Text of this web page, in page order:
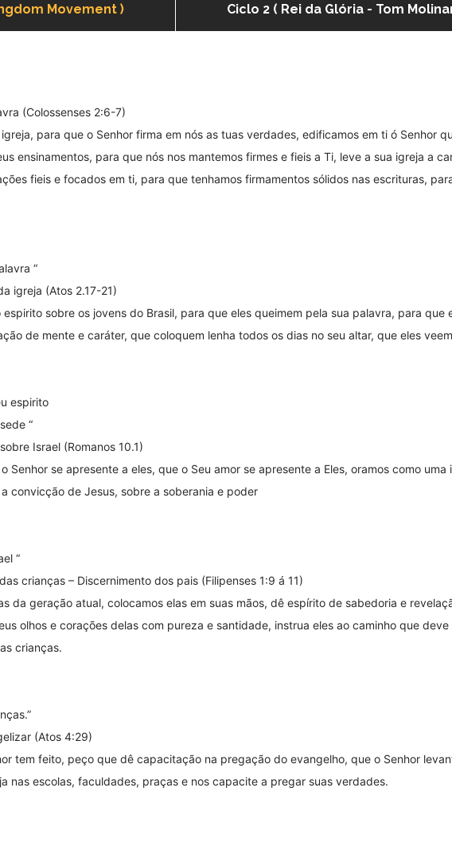
Movement ) Ciclo 2 ( Rei da Glória - Tom
(Colossenses 2:6-7)
para que o Senhor firma em nós as tuas verdades, edificamos em ti ó Senhor
ensinamentos, para que nós nos mantemos firmes e fieis a Ti, leve a sua igreja a
fieis e focados em ti, para que tenhamos firmamentos sólidos nas escrituras,
“
igreja (Atos 2.17-21)
sobre os jovens do Brasil, para que eles queimem pela sua palavra, para que
de mente e caráter, que coloquem lenha todos os dias no seu altar, que eles
espirito
“
Israel (Romanos 10.1)
Senhor se apresente a eles, que o Seu amor se apresente a Eles, oramos como
convicção de Jesus, sobre a soberania e poder
“
crianças – Discernimento dos pais (Filipenses 1:9 á 11)
da geração atual, colocamos elas em suas mãos, dê espírito de sabedoria e
olhos e corações delas com pureza e santidade, instrua eles ao caminho que
crianças.
(Atos 4:29)
tem feito, peço que dê capacitação na pregação do evangelho, que o Senhor
nas escolas, faculdades, praças e nos capacite a pregar suas verdades.